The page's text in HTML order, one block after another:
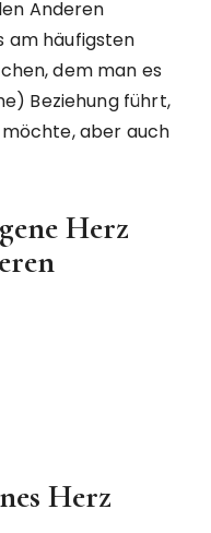
Anderen
am häufigsten
dem man es
Beziehung führt,
aber auch
Herz
Herz